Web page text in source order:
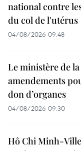
national contre
du col de l'utérus
04/08/2026 09:48
Le ministère de
amendements
don d’organes
04/08/2026 09:30
Hô Chi Minh-